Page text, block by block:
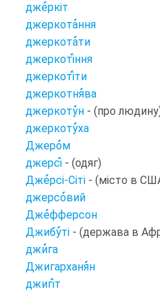
джеркіт
джеркотання
джеркотати
джеркотіння
джеркотіти
джеркотнява
джеркотун - (про
джеркотуха
Джером
джерсі - (одяг)
Джерсі-Сіті - (місто в
джерсовий
Джефферсон
Джибуті - (держава в
джига
Джигарханян
джигіт